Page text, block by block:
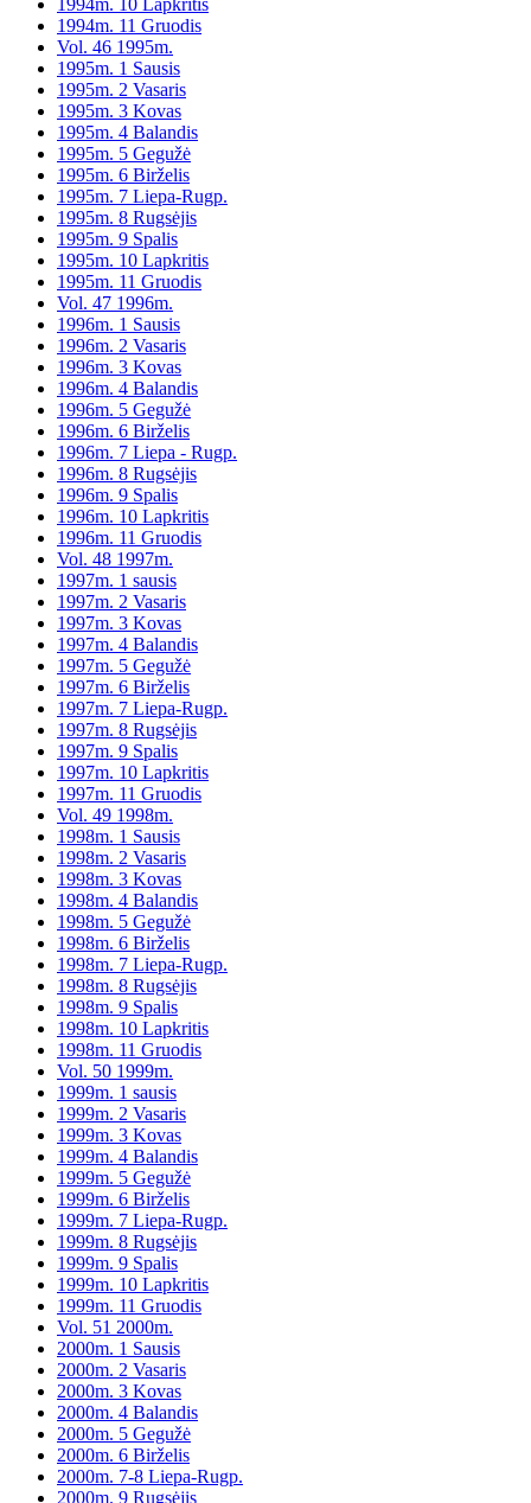
1994m. 10 Lapkritis
1994m. 11 Gruodis
Vol. 46 1995m.
1995m. 1 Sausis
1995m. 2 Vasaris
1995m. 3 Kovas
1995m. 4 Balandis
1995m. 5 Gegužė
1995m. 6 Birželis
1995m. 7 Liepa-Rugp.
1995m. 8 Rugsėjis
1995m. 9 Spalis
1995m. 10 Lapkritis
1995m. 11 Gruodis
Vol. 47 1996m.
1996m. 1 Sausis
1996m. 2 Vasaris
1996m. 3 Kovas
1996m. 4 Balandis
1996m. 5 Gegužė
1996m. 6 Birželis
1996m. 7 Liepa - Rugp.
1996m. 8 Rugsėjis
1996m. 9 Spalis
1996m. 10 Lapkritis
1996m. 11 Gruodis
Vol. 48 1997m.
1997m. 1 sausis
1997m. 2 Vasaris
1997m. 3 Kovas
1997m. 4 Balandis
1997m. 5 Gegužė
1997m. 6 Birželis
1997m. 7 Liepa-Rugp.
1997m. 8 Rugsėjis
1997m. 9 Spalis
1997m. 10 Lapkritis
1997m. 11 Gruodis
Vol. 49 1998m.
1998m. 1 Sausis
1998m. 2 Vasaris
1998m. 3 Kovas
1998m. 4 Balandis
1998m. 5 Gegužė
1998m. 6 Birželis
1998m. 7 Liepa-Rugp.
1998m. 8 Rugsėjis
1998m. 9 Spalis
1998m. 10 Lapkritis
1998m. 11 Gruodis
Vol. 50 1999m.
1999m. 1 sausis
1999m. 2 Vasaris
1999m. 3 Kovas
1999m. 4 Balandis
1999m. 5 Gegužė
1999m. 6 Birželis
1999m. 7 Liepa-Rugp.
1999m. 8 Rugsėjis
1999m. 9 Spalis
1999m. 10 Lapkritis
1999m. 11 Gruodis
Vol. 51 2000m.
2000m. 1 Sausis
2000m. 2 Vasaris
2000m. 3 Kovas
2000m. 4 Balandis
2000m. 5 Gegužė
2000m. 6 Birželis
2000m. 7-8 Liepa-Rugp.
2000m. 9 Rugsėjis